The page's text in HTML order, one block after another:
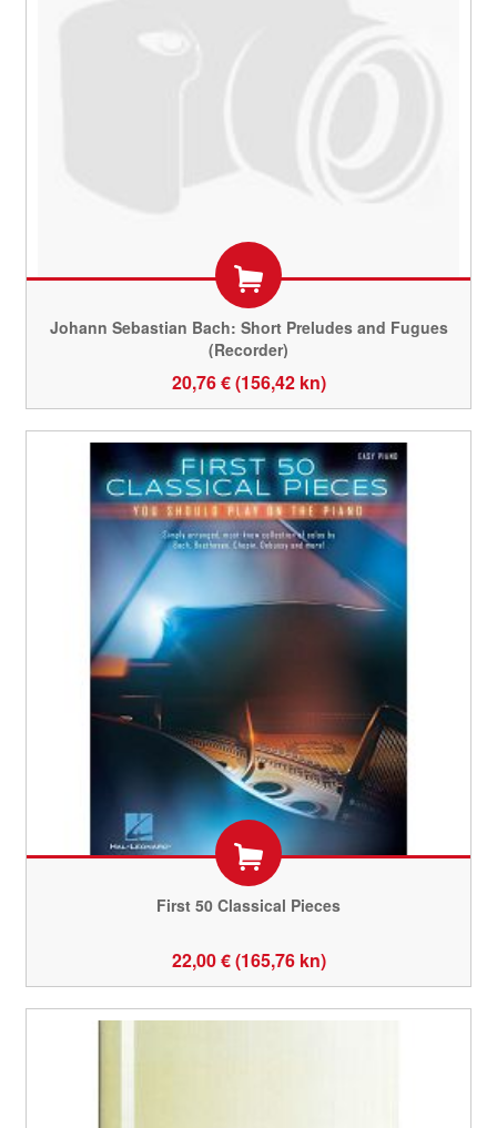
Johann Sebastian Bach: Short Preludes and Fugues
(Recorder)
20,76 € (156,42 kn)
First 50 Classical Pieces
22,00 € (165,76 kn)